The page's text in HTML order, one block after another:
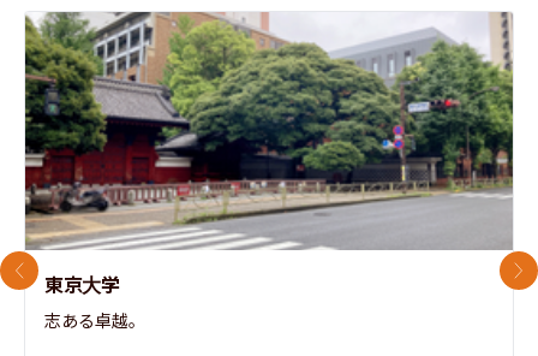
東京大学
志ある卓越。
前のスライド 次